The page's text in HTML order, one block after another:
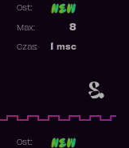
8.
Ost:
8
Max:
msc
Czas:
Ost: